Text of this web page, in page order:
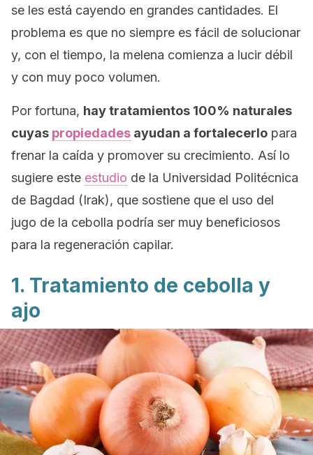
se les está cayendo en grandes cantidades. El
problema es que no siempre es fácil de solucionar
y, con el tiempo, la melena comienza a lucir débil
y con muy poco volumen.
Por fortuna, hay tratamientos 100% naturales
cuyas propiedades ayudan a fortalecerlo para
frenar la caída y promover su crecimiento. Así lo
sugiere este estudio de la Universidad Politécnica
de Bagdad (Irak), que sostiene que el uso del
jugo de la cebolla podría ser muy beneficiosos
para la regeneración capilar.
1. Tratamiento de cebolla y
ajo